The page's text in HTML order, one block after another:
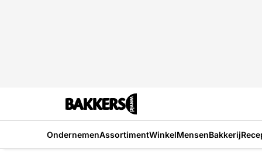
OndernemenAssortimentWinkelMensenBakkerij